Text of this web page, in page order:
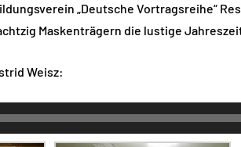
„Deutsche Vortragsreihe“
Maskenträgern die lustige
Weisz: